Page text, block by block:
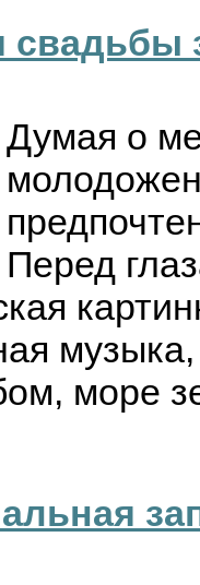
свадьбы
Думая о
Перед
море